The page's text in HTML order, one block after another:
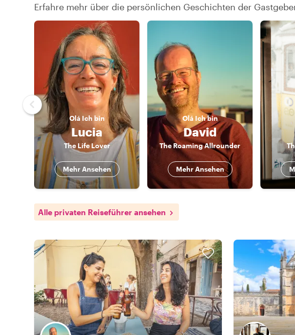
Erfahre mehr über die persönlichen Geschichten der
Olá Ich bin
Lucia
The Life Lover
Mehr Ansehen
Olá Ich bin
David
The Roaming Allrounder
Mehr Ansehen
Alle privaten Reiseführer ansehen